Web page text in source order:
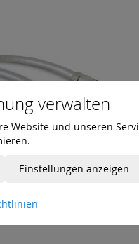
verwalten
Website und unseren
Einstellungen anzeigen